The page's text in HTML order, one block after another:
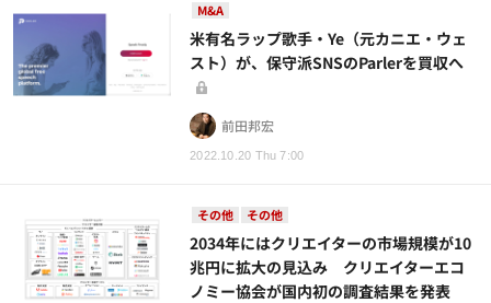
M&A
2022.10.20 Thu 7:00
米有名ラップ歌手・Ye（元カニエ・ウェ
スト）が、保守派SNSのParlerを買収へ
前田邦宏
その他 その他
2034年にはクリエイターの市場規模が10
兆円に拡大の見込み クリエイターエコ
ノミー協会が国内初の調査結果を発表